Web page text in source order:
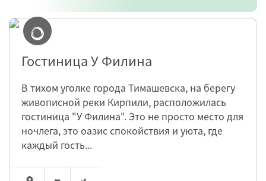
Гостиница У Филина
В тихом уголке города Тимашевска, на берегу
живописной реки Кирпили, расположилась
гостиница "У Филина". Это не просто место для
ночлега, это оазис спокойствия и уюта, где
каждый гость...